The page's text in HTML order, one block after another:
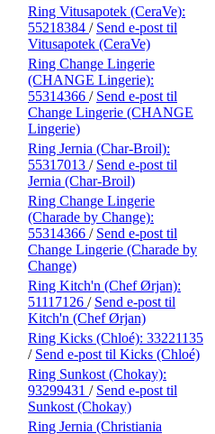
Ring Vitusapotek (CeraVe):
55218384 / Send e-post til
Vitusapotek (CeraVe)
Ring Change Lingerie
(CHANGE Lingerie):
55314366 / Send e-post til
Change Lingerie (CHANGE
Lingerie)
Ring Jernia (Char-Broil):
55317013 / Send e-post til
Jernia (Char-Broil)
Ring Change Lingerie
(Charade by Change):
55314366 / Send e-post til
Change Lingerie (Charade by
Change)
Ring Kitch'n (Chef Ørjan):
51117126 / Send e-post til
Kitch'n (Chef Ørjan)
Ring Kicks (Chloé): 33221135
/ Send e-post til Kicks (Chloé)
Ring Sunkost (Chokay):
93299431 / Send e-post til
Sunkost (Chokay)
Ring Jernia (Christiania